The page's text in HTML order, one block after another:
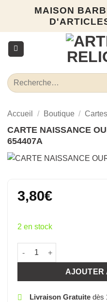
MAISON
Recherche
pour :
Accueil / Boutique / Cartes
CARTE NAISSANCE
654407A
3,80€
2 en stock
quantité de CARTE
AJOUTER
Livraison Gratuitedès